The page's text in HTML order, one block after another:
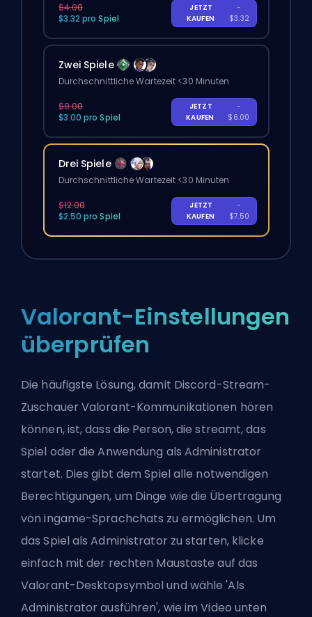
$4.00
$3.32 pro Spiel
JETZT
KAUFEN
-
$3.32
Zwei Spiele
Durchschnittliche Wartezeit <30 Minuten
$8.00
$3.00 pro Spiel
JETZT
KAUFEN
-
$6.00
Drei Spiele
Durchschnittliche Wartezeit <30 Minuten
$12.00
$2.50 pro Spiel
JETZT
KAUFEN
-
$7.50
Valorant-Einstellungen
überprüfen
Die häufigste Lösung, damit Discord-Stream-
Zuschauer Valorant-Kommunikationen hören
können, ist, dass die Person, die streamt, das
Spiel oder die Anwendung als Administrator
startet. Dies gibt dem Spiel alle notwendigen
Berechtigungen, um Dinge wie die Übertragung
von ingame-Sprachchats zu ermöglichen. Um
das Spiel als Administrator zu starten, klicke
einfach mit der rechten Maustaste auf das
Valorant-Desktopsymbol und wähle 'Als
Administrator ausführen', wie im Video unten